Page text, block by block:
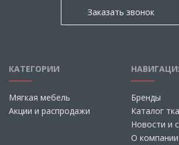
Заказать звонок
КАТЕГОРИИ
Мягкая мебель
Акции и распродажи
Бренды
Каталог
Новости и
О компании